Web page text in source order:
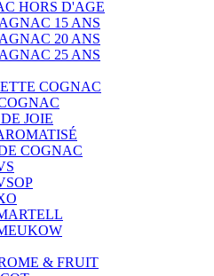
HORS D'AGE
15 ANS
20 ANS
25 ANS
COGNAC
JOIE
COGNAC
& FRUIT